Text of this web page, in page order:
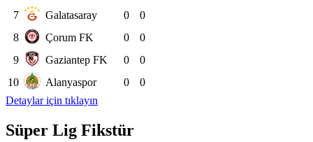
7
Galatasaray 0
0
8
Çorum FK 0
0
9
Gaziantep FK 0
0
10
Alanyaspor 0
0
Detaylar için tıklayın
Süper Lig Fikstür